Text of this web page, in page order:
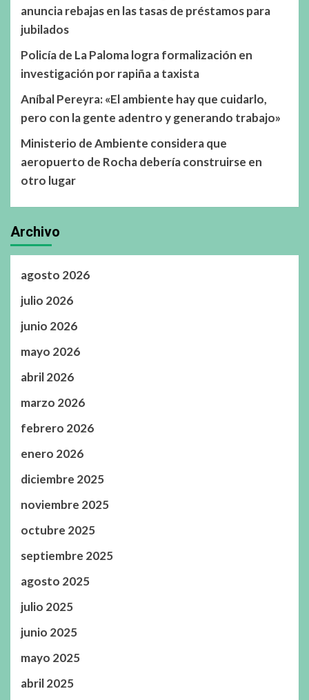
anuncia rebajas en las tasas de préstamos para
jubilados
Policía de La Paloma logra formalización en
investigación por rapiña a taxista
Aníbal Pereyra: «El ambiente hay que cuidarlo,
pero con la gente adentro y generando trabajo»
Ministerio de Ambiente considera que
aeropuerto de Rocha debería construirse en
otro lugar
Archivo
agosto 2026
julio 2026
junio 2026
mayo 2026
abril 2026
marzo 2026
febrero 2026
enero 2026
diciembre 2025
noviembre 2025
octubre 2025
septiembre 2025
agosto 2025
julio 2025
junio 2025
mayo 2025
abril 2025